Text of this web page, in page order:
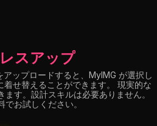
スアップ
ップロードすると、MyIMG が選択し
着せ替えることができます。 現実的な
す。設計スキルは必要ありません。
でお試しください。